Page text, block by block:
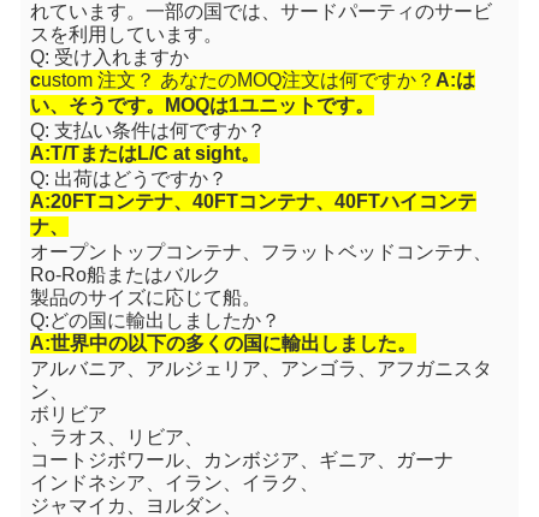
れています。一部の国では、サードパーティのサービ
スを利用しています。
Q: 受け入れますか
custom 注文？ あなたのMOQ注文は何ですか？ A:は
い、そうです。MOQは1ユニットです。
Q: 支払い条件は何ですか？
A:T/TまたはL/C at sight。
Q: 出荷はどうですか？
A:20FTコンテナ、40FTコンテナ、40FTハイコンテ
ナ、
オープントップコンテナ、フラットベッドコンテナ、
Ro-Ro船またはバルク
製品のサイズに応じて船。
Q:どの国に輸出しましたか？
A:世界中の以下の多くの国に輸出しました。
アルバニア、アルジェリア、アンゴラ、アフガニスタ
ン、
ボリビア
ラオス、リビア、
コートジボワール 、カンボジア、 ギニア、ガーナ
インドネシア、イラン、イラク、
ジャマイカ、ヨルダン、